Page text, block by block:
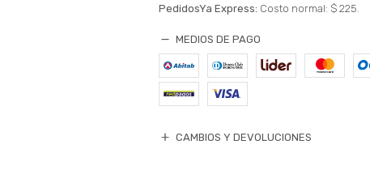
PedidosYa Express: Costo normal: $ 225.
MEDIOS DE PAGO
CAMBIOS Y DEVOLUCIONES